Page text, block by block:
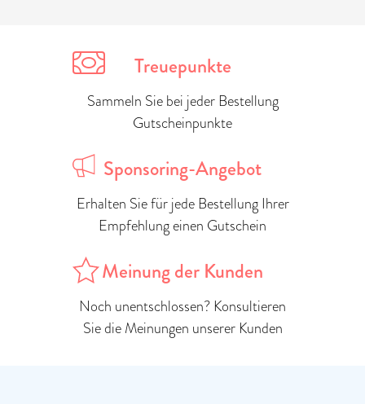
Treuepunkte
Sammeln Sie bei jeder Bestellung
Gutscheinpunkte
Sponsoring-Angebot
Erhalten Sie für jede Bestellung Ihrer
Empfehlung einen Gutschein
Meinung der Kunden
Noch unentschlossen? Konsultieren
Sie die Meinungen unserer Kunden